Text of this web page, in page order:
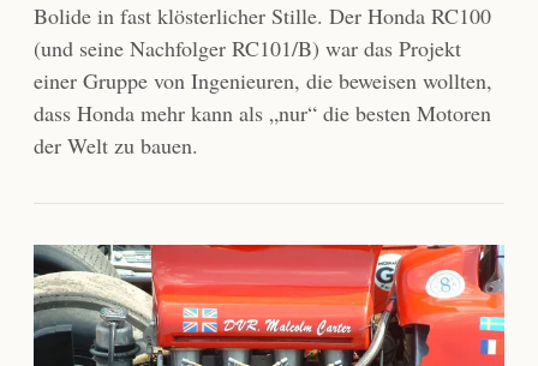
Bolide in fast klösterlicher Stille. Der Honda RC100
(und seine Nachfolger RC101/B) war das Projekt
einer Gruppe von Ingenieuren, die beweisen wollten,
dass Honda mehr kann als „nur“ die besten Motoren
der Welt zu bauen.